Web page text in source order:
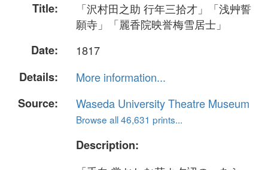
Title:
「沢村田之助 行年三拾才」「浅艸誓
願寺」「麗香院映誉梅雪居士」
Date:
1817
Details:
More information...
Source:
Waseda University Theatre Museum
Browse all 46,631 prints...
Description: